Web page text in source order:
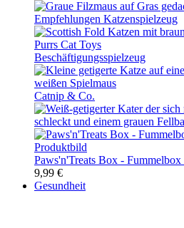
Empfehlungen Katzenspielzeug
Beschäftigungsspielzeug
Catnip & Co.
Paws'n'Treats Box -
9,99 €
Gesundheit